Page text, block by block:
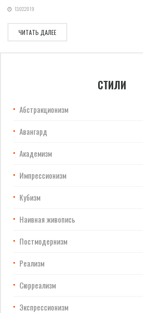
13.02.2019
ЧИТАТЬ ДАЛЕЕ
СТИЛИ
Абстракционизм
Авангард
Академизм
Импрессионизм
Кубизм
Наивная живопись
Постмодернизм
Реализм
Сюрреализм
Экспрессионизм